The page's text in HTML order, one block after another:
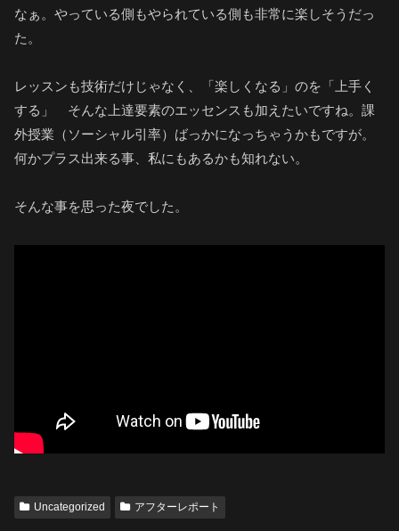
なぁ。やっている側もやられている側も非常に楽しそうだっ
た。
レッスンも技術だけじゃなく、「楽しくなる」のを「上手く
する」 そんな上達要素のエッセンスも加えたいですね。課
外授業（ソーシャル引率）ばっかになっちゃうかもですが。
何かプラス出来る事、私にもあるかも知れない。
そんな事を思った夜でした。
Uncategorized アフターレポート